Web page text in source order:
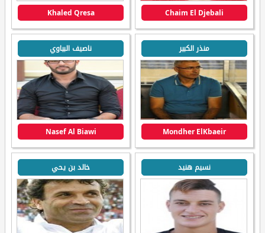
Chaim El Djebali
Khaled Qresa
منذر الكبير
Mondher ElKbaeir
ناصيف البياوي
Nasef Al Biawi
نسيم هنيد خالد بن يحي